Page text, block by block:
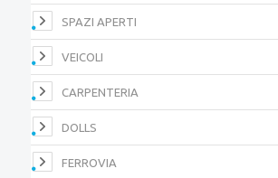
SPAZI APERTI
VEICOLI
CARPENTERIA
DOLLS
FERROVIA